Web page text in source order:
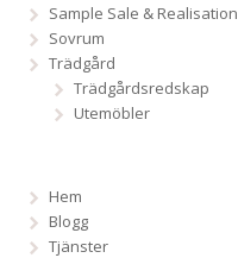
Sample Sale & Realisation
Sovrum
Trädgård
Trädgårdsredskap
Utemöbler
Hem
Blogg
Tjänster